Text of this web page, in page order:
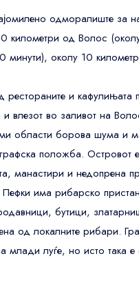
одморалиште за
километри од Волос
околу 10
и кафулињата
влезот во заливот на
области борова шума и
положба. Островот
манастири и недопрена
има рибарско
бутици,
од локалните рибари.
млади луѓе, но исто така
45
21
78
92
45
78
679